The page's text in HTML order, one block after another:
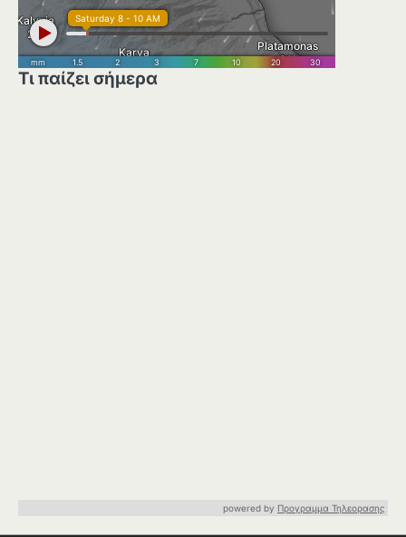
Τι παίζει σήμερα
powered by Προγραμμα Τηλεορασης